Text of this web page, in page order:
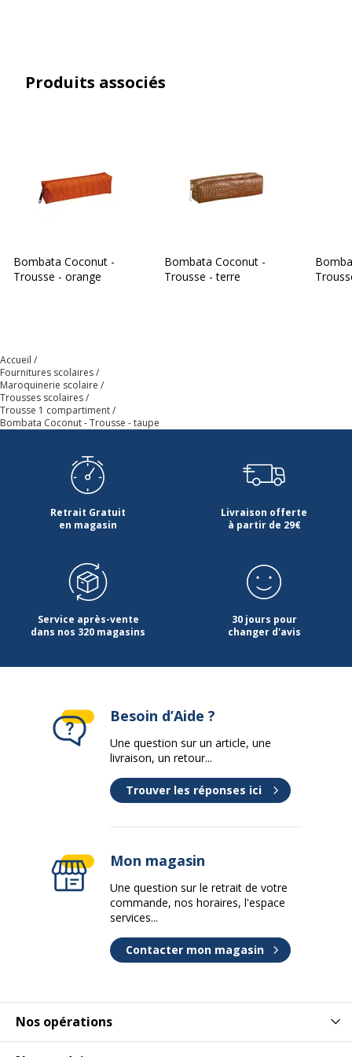
Produits associés
Bombata Coconut -
Trousse - orange
Bombata Coconut -
Trousse - terre
Accueil
Fournitures scolaires
Maroquinerie scolaire
Trousses scolaires
Trousse 1 compartiment
Bombata Coconut - Trousse - taupe
Retrait Gratuit
en magasin
Livraison offerte
à partir de 29€
Service après-vente
dans nos 320 magasins
30 jours pour
changer d'avis
Nos opérations
Besoin d’Aide ?
Une question sur un article, une
livraison, un retour...
Trouver les réponses ici
Mon magasin
Une question sur le retrait de votre
commande, nos horaires, l'espace
services...
Contacter mon magasin